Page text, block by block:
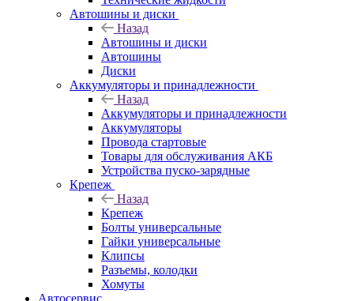
Автошины и диски
Назад
Автошины и диски
Автошины
Диски
Аккумуляторы и принадлежности
Назад
Аккумуляторы и принадлежности
Аккумуляторы
Провода стартовые
Товары для обслуживания АКБ
Устройства пуско-зарядные
Крепеж
Назад
Крепеж
Болты универсальные
Гайки универсальные
Клипсы
Разъемы, колодки
Хомуты
Автосервис